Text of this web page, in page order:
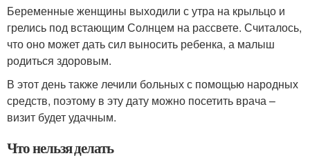
Беременные женщины выходили с утра на крыльцо и
грелись под встающим Солнцем на рассвете. Считалось,
что оно может дать сил выносить ребенка, а малыш
родиться здоровым.
В этот день также лечили больных с помощью народных
средств, поэтому в эту дату можно посетить врача –
визит будет удачным.
Что нельзя делать